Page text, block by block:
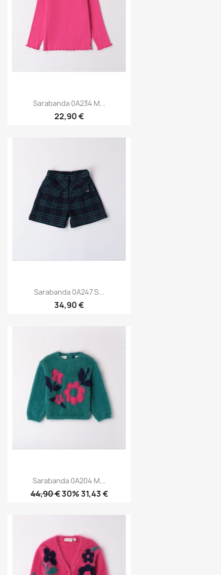
Sarabanda 0A234 M...
22,90 €
Sarabanda 0A247 S...
34,90 €
Sarabanda 0A204 M...
44,90 €30% 31,43 €